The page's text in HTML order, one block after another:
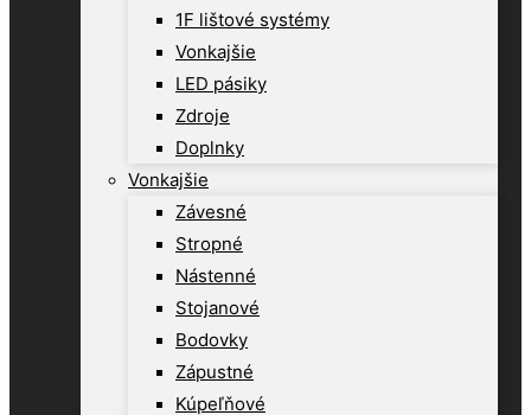
1F lištové systémy
Vonkajšie
LED pásiky
Zdroje
Doplnky
Vonkajšie
Závesné
Stropné
Nástenné
Stojanové
Bodovky
Zápustné
Kúpeľňové